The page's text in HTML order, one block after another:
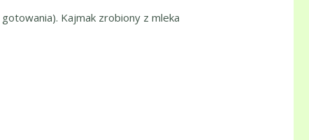
Kajmak zrobiony z mleka